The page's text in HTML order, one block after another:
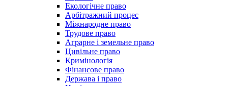
Екологічне право
Арбітражний процес
Міжнародне право
Трудове право
Аграрне і земельне право
Цивільне право
Кримінологія
Фінансове право
Держава і право